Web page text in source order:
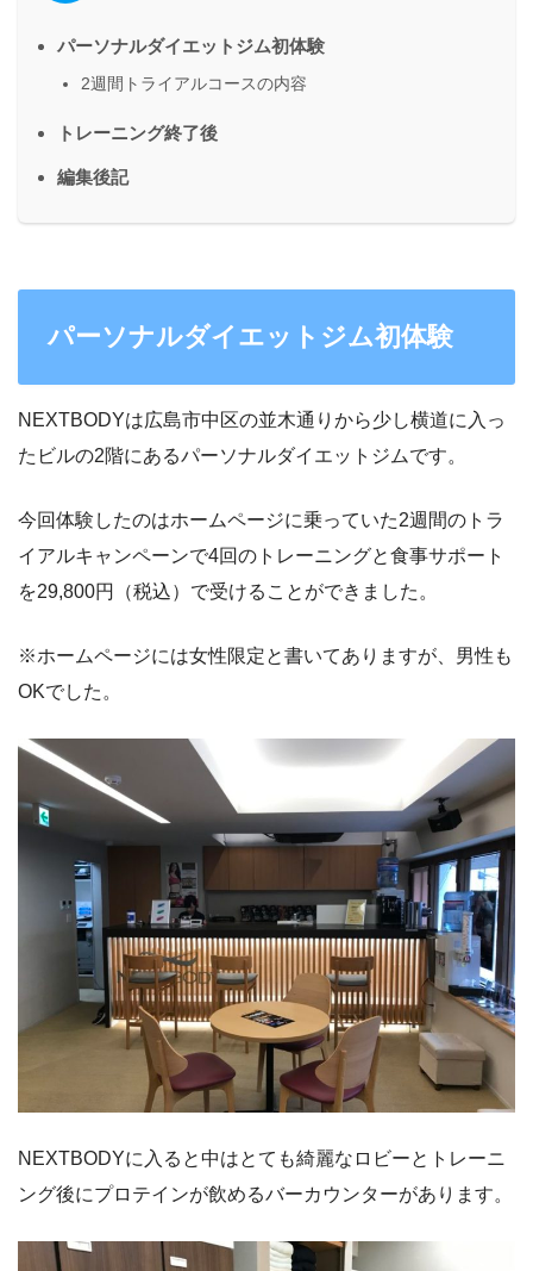
パーソナルダイエットジム初体験
2週間トライアルコースの内容
トレーニング終了後
編集後記
パーソナルダイエットジム初体験
NEXTBODYは広島市中区の並木通りから少し横道に入っ
たビルの2階にあるパーソナルダイエットジムです。
今回体験したのはホームページに乗っていた2週間のトラ
イアルキャンペーンで4回のトレーニングと食事サポート
を29,800円（税込）で受けることができました。
※ホームページには女性限定と書いてありますが、男性も
OKでした。
NEXTBODYに入ると中はとても綺麗なロビーとトレーニ
ング後にプロテインが飲めるバーカウンターがあります。